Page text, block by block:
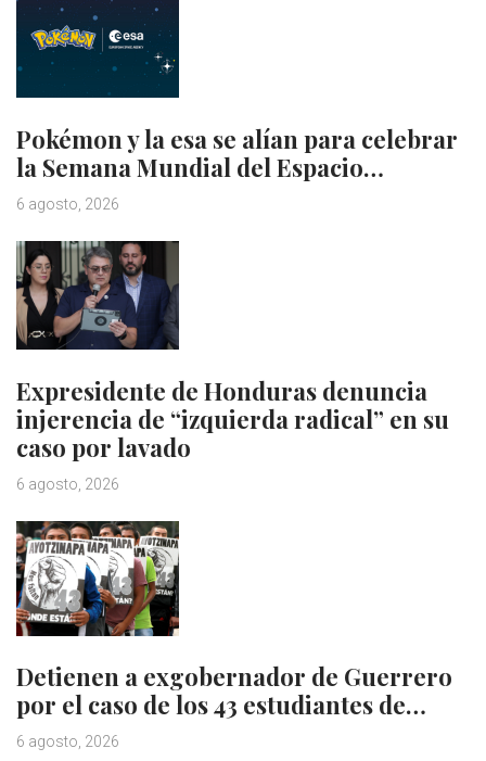
Pokémon y la esa se alían para celebrar
la Semana Mundial del Espacio…
6 agosto, 2026
Expresidente de Honduras denuncia
injerencia de “izquierda radical” en su
caso por lavado
6 agosto, 2026
Detienen a exgobernador de Guerrero
por el caso de los 43 estudiantes de…
6 agosto, 2026